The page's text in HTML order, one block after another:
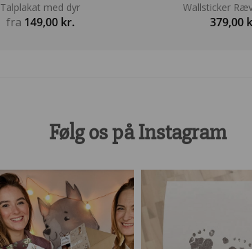
Talplakat med dyr
fra 149,00 kr.
Wallsticker
379,00
Følg os på Instagram